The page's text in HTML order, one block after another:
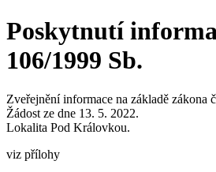
Poskytnutí
106/1999 Sb.
Zveřejnění informace na základě zákona
Žádost ze dne 13. 5. 2022.
Lokalita Pod Královkou.
viz přílohy